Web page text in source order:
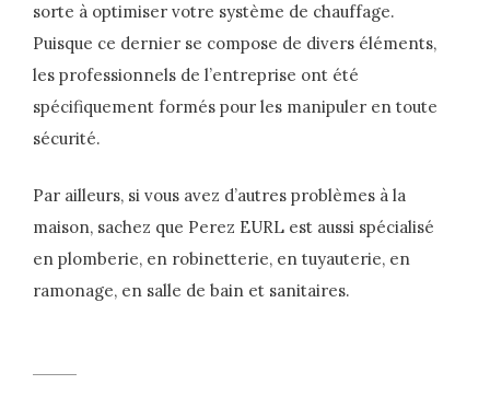
sorte à optimiser votre système de chauffage.
Puisque ce dernier se compose de divers éléments,
les professionnels de l’entreprise ont été
spécifiquement formés pour les manipuler en toute
sécurité.
Par ailleurs, si vous avez d’autres problèmes à la
maison, sachez que Perez EURL est aussi spécialisé
en plomberie, en robinetterie, en tuyauterie, en
ramonage, en salle de bain et sanitaires.